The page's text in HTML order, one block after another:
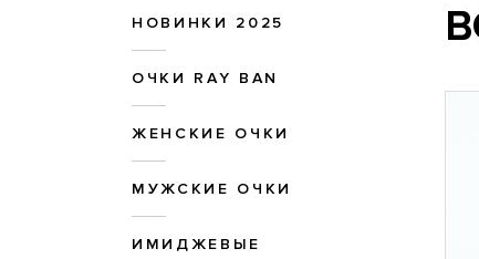
НОВИНКИ 2025
ОЧКИ RAY BAN
ЖЕНСКИЕ ОЧКИ
МУЖСКИЕ ОЧКИ
ИМИДЖЕВЫЕ